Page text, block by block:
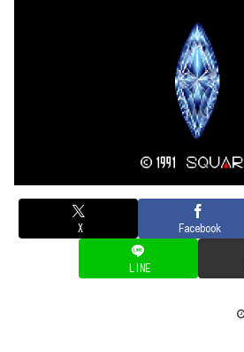
X Facebook
LINE